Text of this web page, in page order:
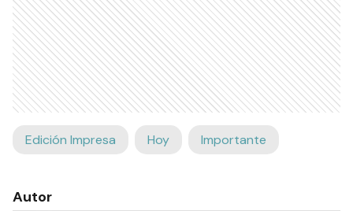
Edición Impresa Hoy Importante
Autor